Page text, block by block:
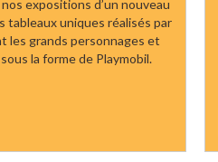
expositions d’un nouveau
uniques réalisés par
les grands personnages et
la forme de Playmobil.